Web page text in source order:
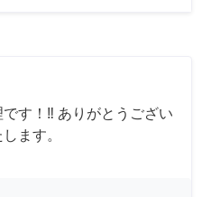
す！‼️ ありがとうござい
ます。